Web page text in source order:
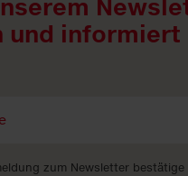
und informiert
zum Newsletter bestätige